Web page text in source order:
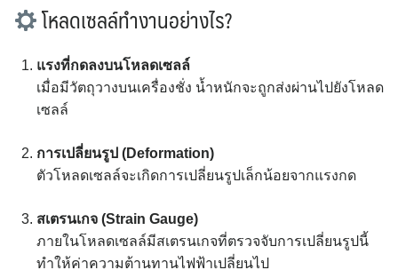
โหลดเซลล์ทำงานอย่างไร?
แรงที่กดลงบนโหลดเซลล์
เมื่อมีวัตถุวางบนเครื่องชั่ง น้ำหนักจะถูกส่งผ่านไปยังโหลด
เซลล์
การเปลี่ยนรูป (Deformation)
ตัวโหลดเซลล์จะเกิดการเปลี่ยนรูปเล็กน้อยจากแรงกด
สเตรนเกจ (Strain Gauge)
ภายในโหลดเซลล์มีสเตรนเกจที่ตรวจจับการเปลี่ยนรูปนี้
ทำให้ค่าความต้านทานไฟฟ้าเปลี่ยนไป